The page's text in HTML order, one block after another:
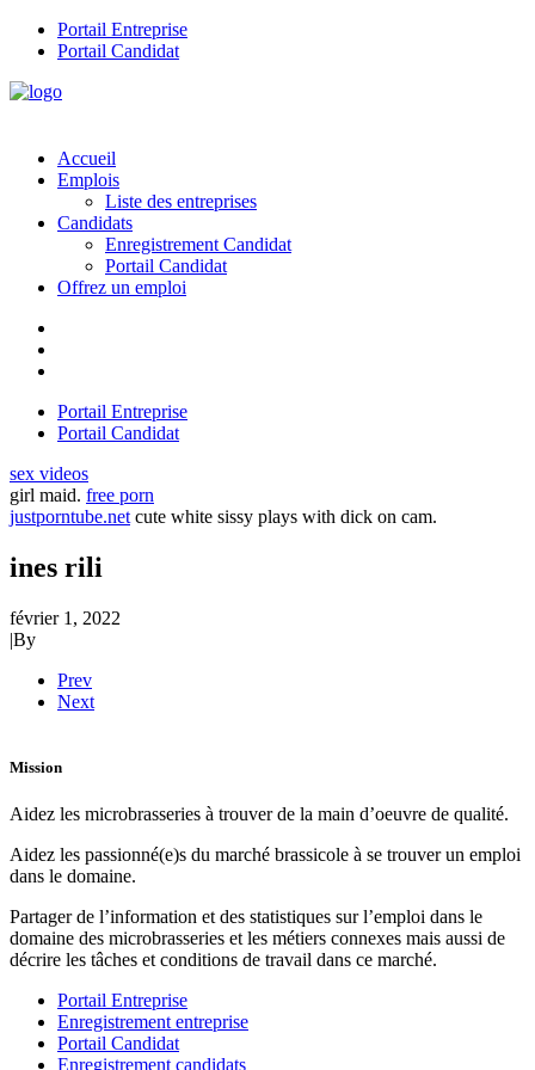
Portail Entreprise
Portail Candidat
Accueil
Emplois
Liste des entreprises
Candidats
Enregistrement Candidat
Portail Candidat
Offrez un emploi
Portail Entreprise
Portail Candidat
sex videos
girl maid. free porn
justporntube.net cute white sissy plays with dick on cam.
ines rili
février 1, 2022
|By
Prev
Next
Mission
Aidez les microbrasseries à trouver de la main d’oeuvre de qualité.
Aidez les passionné(e)s du marché brassicole à se trouver un emploi
dans le domaine.
Partager de l’information et des statistiques sur l’emploi dans le
domaine des microbrasseries et les métiers connexes mais aussi de
décrire les tâches et conditions de travail dans ce marché.
Portail Entreprise
Enregistrement entreprise
Portail Candidat
Enregistrement candidats